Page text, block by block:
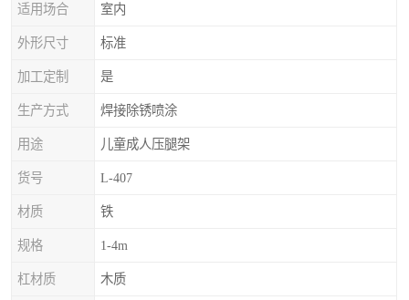
适用场合 室内
外形尺寸 标准
加工定制 是
生产方式 焊接除锈喷涂
用途 儿童成人压腿架
货号 L-407
材质 铁
规格 1-4m
杠材质 木质